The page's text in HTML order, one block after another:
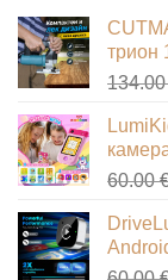
60.00